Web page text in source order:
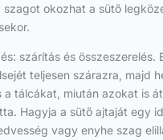
okozhat a sütő
szárítás és összeszerelés.
teljesen szárazra, majd
a tálcákat, miután azokat is
Hagyja a sütő ajtaját egy
vagy enyhe szag